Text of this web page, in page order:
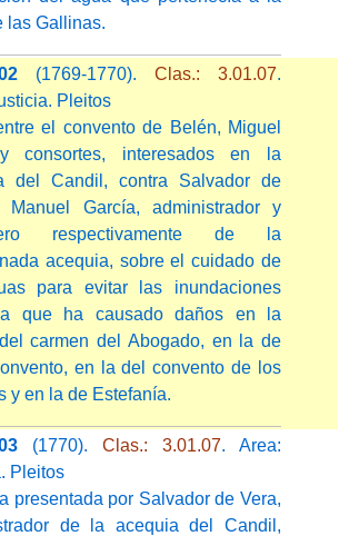
las Gallinas.
(1769-1770). Clas.: 3.01.07.
Pleitos
el convento de Belén, Miguel
consortes, interesados en la
del Candil, contra Salvador de
García, administrador y
respectivamente de la
acequia, sobre el cuidado de
para evitar las inundaciones
que ha causado daños en la
carmen del Abogado, en la de
en la del convento de los
y en la de Estefanía.
(1770). Clas.: 3.01.07. Area:
Pleitos
presentada por Salvador de Vera,
de la acequia del Candil,